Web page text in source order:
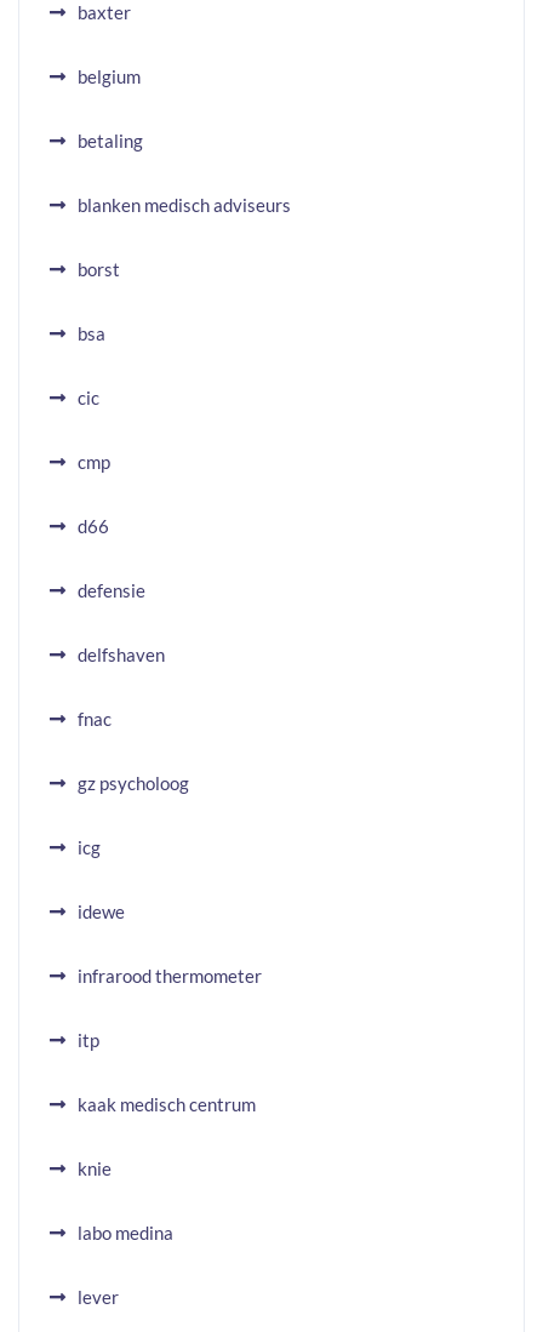
baxter
belgium
betaling
blanken medisch adviseurs
borst
bsa
cic
cmp
d66
defensie
delfshaven
fnac
gz psycholoog
icg
idewe
infrarood thermometer
itp
kaak medisch centrum
knie
labo medina
lever